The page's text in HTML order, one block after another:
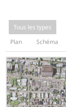
Tous les types
Plan
Schéma